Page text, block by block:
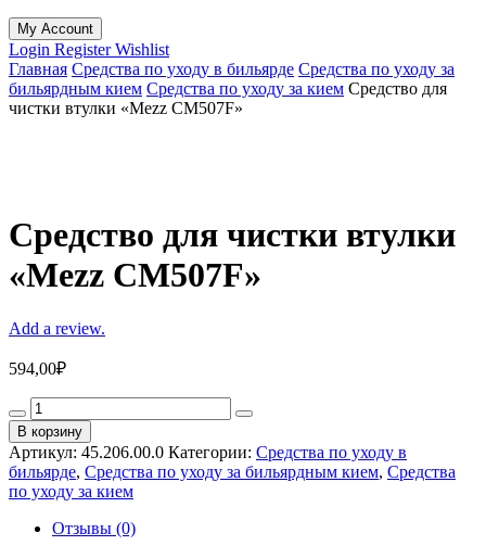
My Account
Login RegisterWishlist
Главная Средства по уходу в бильярде Средства по уходу за
бильярдным кием Средства по уходу за кием Средство для
чистки втулки «Mezz CM507F»
Средство для чистки втулки
«Mezz CM507F»
Add a review.
594,00₽
Средство
для
чистки
втулки
"Mezz
CM507F"
quantity
В корзину
Артикул: 45.206.00.0 Категории: Средства по уходу в
бильярде, Средства по уходу за бильярдным кием, Средства
по уходу за кием
Отзывы (0)